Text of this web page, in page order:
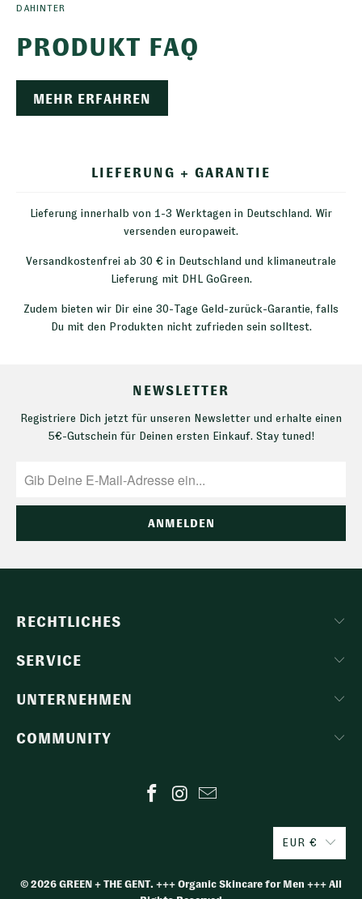
DAHINTER
PRODUKT FAQ
MEHR ERFAHREN
LIEFERUNG + GARANTIE
Lieferung innerhalb von 1-3 Werktagen in Deutschland. Wir
versenden europaweit.
Versandkostenfrei ab 30 € in Deutschland und klimaneutrale
Lieferung mit DHL GoGreen.
Zudem bieten wir Dir eine 30-Tage Geld-zurück-Garantie, falls
Du mit den Produkten nicht zufrieden sein solltest.
NEWSLETTER
Registriere Dich jetzt für unseren Newsletter und erhalte einen
5€-Gutschein für Deinen ersten Einkauf. Stay tuned!
RECHTLICHES
SERVICE
UNTERNEHMEN
COMMUNITY
EUR €
© 2026GREEN + THE GENT. +++ Organic Skincare for Men +++ All